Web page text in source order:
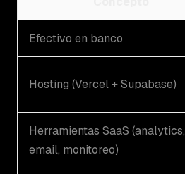
Efectivo en banco
Hosting (Vercel + Supabase)
Herramientas SaaS (analytics,
email, monitoreo)